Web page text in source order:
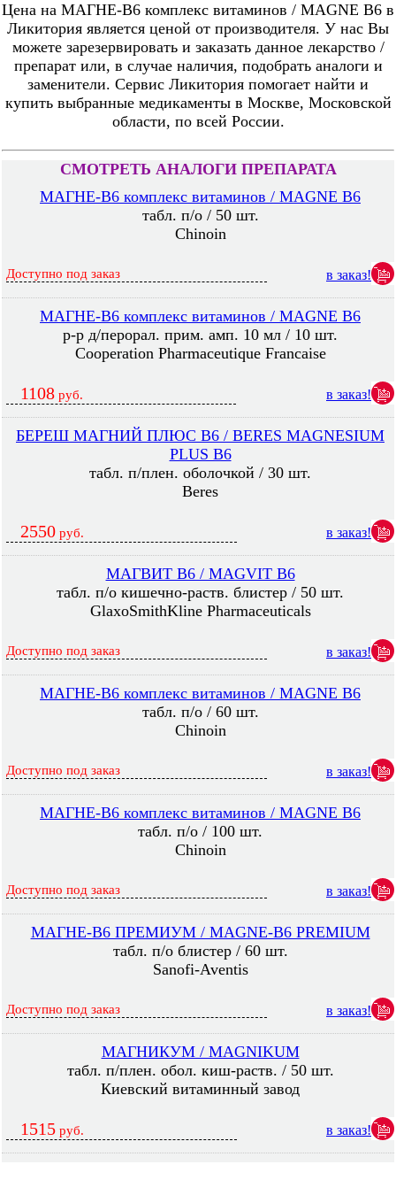
Цена на МАГНЕ-B6 комплекс витаминов / MAGNE B6 в
Ликитория является ценой от производителя. У нас Вы
можете зарезервировать и заказать данное лекарство /
препарат или, в случае наличия, подобрать аналоги и
заменители. Сервис Ликитория помогает найти и
купить выбранные медикаменты в Москве, Московской
области, по всей России.
СМОТРЕТЬ АНАЛОГИ ПРЕПАРАТА
МАГНЕ-B6 комплекс витаминов / MAGNE B6
табл. п/о / 50 шт.
Chinoin
Доступно под заказ в заказ!
МАГНЕ-B6 комплекс витаминов / MAGNE B6
р-р д/перорал. прим. амп. 10 мл / 10 шт.
Cooperation Pharmaceutique Francaise
1108 руб. в заказ!
БЕРЕШ МАГНИЙ ПЛЮС B6 / BERES MAGNESIUM
PLUS B6
табл. п/плен. оболочкой / 30 шт.
Beres
2550 руб. в заказ!
МАГВИТ B6 / MAGVIT B6
табл. п/о кишечно-раств. блистер / 50 шт.
GlaxoSmithKline Pharmaceuticals
Доступно под заказ в заказ!
МАГНЕ-B6 комплекс витаминов / MAGNE B6
табл. п/о / 60 шт.
Chinoin
Доступно под заказ в заказ!
МАГНЕ-B6 комплекс витаминов / MAGNE B6
табл. п/о / 100 шт.
Chinoin
Доступно под заказ в заказ!
МАГНЕ-B6 ПРЕМИУМ / MAGNE-B6 PREMIUM
табл. п/о блистер / 60 шт.
Sanofi-Aventis
Доступно под заказ в заказ!
МАГНИКУМ / MAGNIKUM
табл. п/плен. обол. киш-раств. / 50 шт.
Киевский витаминный завод
1515 руб. в заказ!